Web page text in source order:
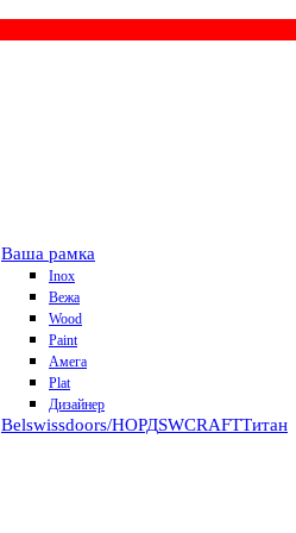
Ваша рамка
Inox
Вежа
Wood
Paint
Амега
Plat
Дизайнер
Belswissdoors/НОРДSWCRAFTТитан